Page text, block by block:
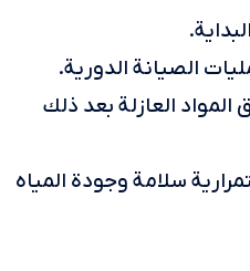
الصيانة الدورية.
العازلة بعد ذلك
سلامة وجودة المياه